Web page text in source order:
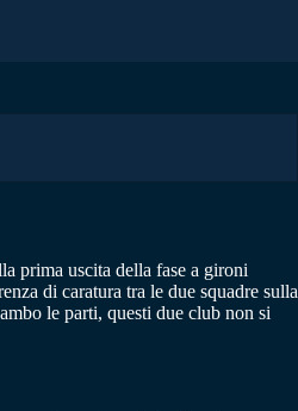
prima uscita della fase a gironi
di caratura tra le due squadre sulla
le parti, questi due club non si